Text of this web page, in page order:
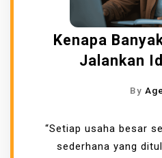
Kenapa
Jalankan
By
“Setiap usaha besar
sederhana yang